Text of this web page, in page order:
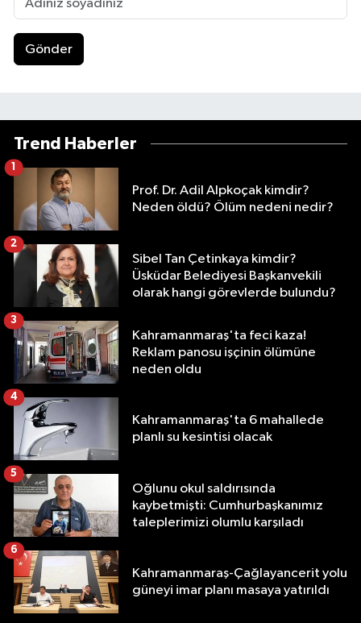
Gönder
Trend Haberler
Prof. Dr. Adil Alpkoçak kimdir?
Neden öldü? Ölüm nedeni nedir?
1
Sibel Tan Çetinkaya kimdir?
Üsküdar Belediyesi Başkanvekili
olarak hangi görevlerde bulundu?
2
Kahramanmaraş'ta feci kaza!
Reklam panosu işçinin ölümüne
neden oldu
3
Kahramanmaraş'ta 6 mahallede
planlı su kesintisi olacak
4
Oğlunu okul saldırısında
kaybetmişti: Cumhurbaşkanımız
taleplerimizi olumlu karşıladı
5
Kahramanmaraş-Çağlayancerit yolu
güneyi imar planı masaya yatırıldı
6